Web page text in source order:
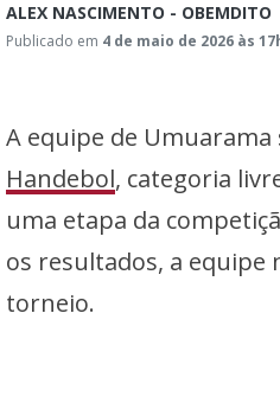
ALEX NASCIMENTO - OBEMDITO
Publicado em 4 de maio de 2026 às
A equipe de
Handebol, categoria
uma etapa da
os resultados, a equipe
torneio.